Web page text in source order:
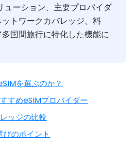
ューション、主要プロバイダ
トワークカバレッジ、料
国間旅行に特化した機能に
を選ぶのか？
すめeSIMプロバイダー
ッジの比較
のポイント